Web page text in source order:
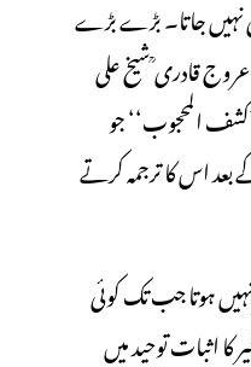
نہیں جاتا۔ بڑے بڑے
عروج قادری ؒ شیخ علی
المحجوب‘‘ جو
اس کا ترجمہ کرتے
ہوتا جب تک کوئی
اثبات توحید میں